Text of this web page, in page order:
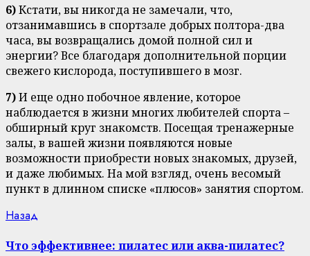
6)Кстати, вы никогда не замечали, что,
отзанимавшись в спортзале добрых полтора-два
часа, вы возвращались домой полной сил и
энергии? Все благодаря дополнительной порции
свежего кислорода, поступившего в мозг.
7)И еще одно побочное явление, которое
наблюдается в жизни многих любителей спорта –
обширный круг знакомств. Посещая тренажерные
залы, в вашей жизни появляются новые
возможности приобрести новых знакомых, друзей,
и даже любимых. На мой взгляд, очень весомый
пункт в длинном списке «плюсов» занятия спортом.
Continue
Reading
Назад
Что эффективнее: пилатес или аква-пилатес?